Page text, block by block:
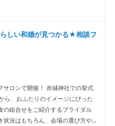
しい和婚が見つかる★相談フ
サロンで開催！ 赤城神社での挙式
ら、おふたりのイメージにぴった
の組合せをご紹介するブライダル
状況はもちろん、会場の選び方や